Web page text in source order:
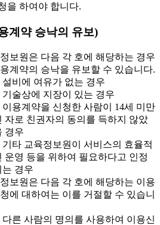
을 하여야 합니다.
계약 승낙의 유보)
보원은 다음 각 호에 해당하는 경우
계약의 승낙을 유보할 수 있습니다.
설비에 여유가 없는 경우
기술상에 지장이 있는 경우
이용계약을 신청한 사람이 14세 미만
자로 친권자의 동의를 득하지 않았
경우
기타 교육정보원이 서비스의 효율적
운영 등을 위하여 필요하다고 인정
는 경우
보원은 다음 각 호에 해당하는 이용
에 대하여는 이를 거절할 수 있습니
다른 사람의 명의를 사용하여 이용신